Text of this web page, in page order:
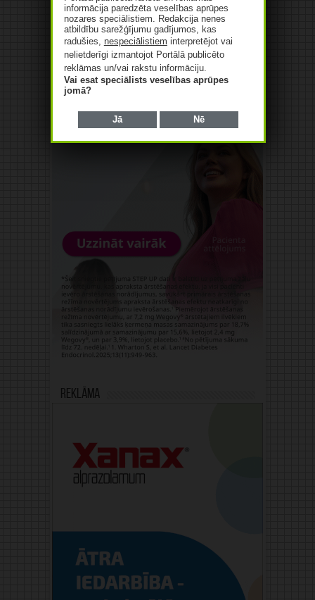
Reklāma
informācija paredzēta veselības aprūpes
nozares speciālistiem. Redakcija nenes
atbildību sarežģījumu gadījumos, kas
radušies, nespeciālistiem interpretējot vai
nelietderīgi izmantojot Portālā publicēto
reklāmas un/vai rakstu informāciju.
Vai esat speciālists veselības aprūpes
jomā?
Jā Nē